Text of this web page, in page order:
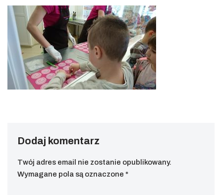
Dodaj komentarz
Twój adres email nie zostanie opublikowany.
Wymagane pola są oznaczone *